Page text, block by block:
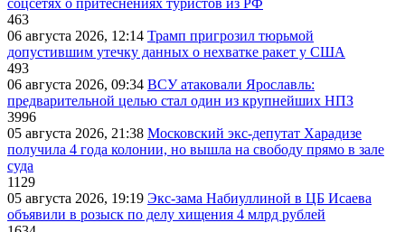
соцсетях о притеснениях туристов из РФ
463
06 августа 2026, 12:14 Трамп пригрозил тюрьмой
допустившим утечку данных о нехватке ракет у США
493
06 августа 2026, 09:34 ВСУ атаковали Ярославль:
предварительной целью стал один из крупнейших НПЗ
3996
05 августа 2026, 21:38 Московский экс-депутат Харадизе
получила 4 года колонии, но вышла на свободу прямо в зале
суда
1129
05 августа 2026, 19:19 Экс-зама Набиуллиной в ЦБ Исаева
объявили в розыск по делу хищения 4 млрд рублей